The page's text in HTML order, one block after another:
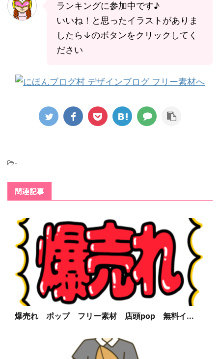
ランキングに参加中です♪
いいね！と思ったイラストがありま
したら↓のボタンをクリックしてく
ださい
-
関連記事
爆売れ ポップ フリー素材 店頭pop 無料イ...